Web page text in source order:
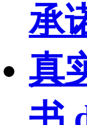
承
真